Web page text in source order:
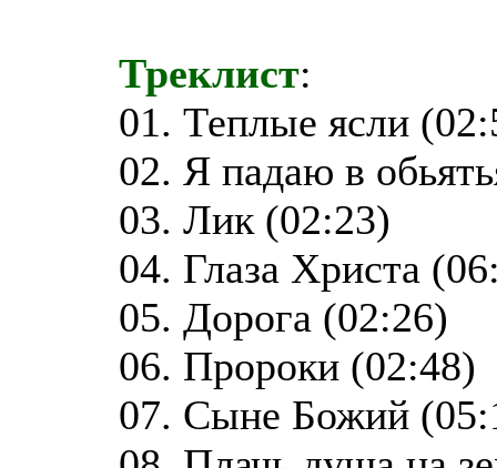
Треклист:
01. Теплые ясли
02. Я падаю в
03. Лик (02:23)
04. Глаза Христа
05. Дорога (02:26)
06. Пророки (02:48)
07. Сыне Божий